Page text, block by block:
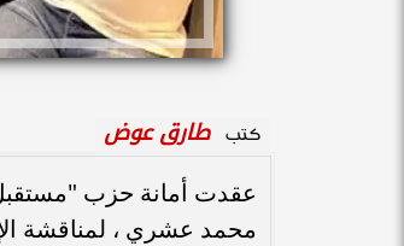
كتب طارق عوض
عقدت أمانة حزب "مستقبل